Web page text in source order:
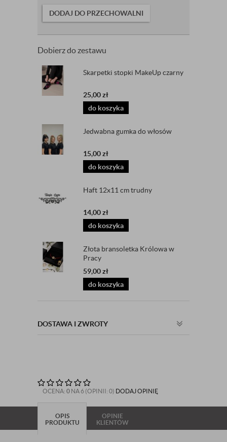
DODAJ DO PRZECHOWALNI
Dobierz do zestawu
Skarpetki stopki MakeUp czarny
25,00zł
do koszyka
Jedwabna gumka do włosów
15,00zł
do koszyka
Haft 12x11 cm trudny
14,00zł
do koszyka
Złota bransoletka Królowa w
Pracy
59,00zł
do koszyka
DOSTAWA I ZWROTY
OCENA: 0 NA 6 (OPINII: 0) DODAJ OPINIĘ
OPIS
PRODUKTU
OPINIE
KLIENTÓW